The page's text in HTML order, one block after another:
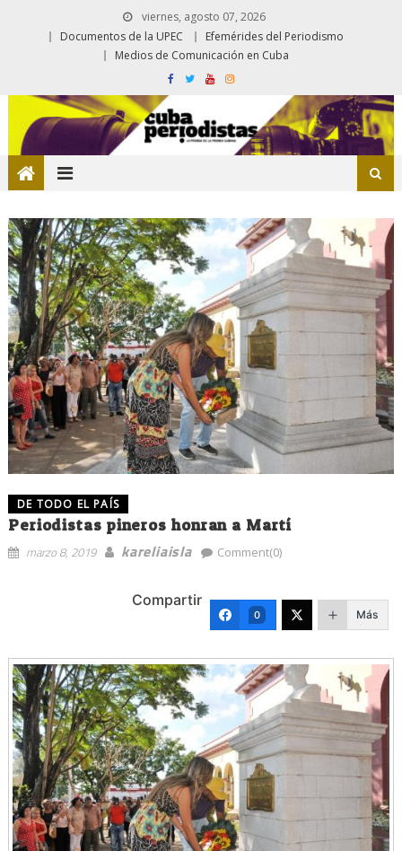
viernes, agosto 07, 2026
Documentos de la UPEC
Efemérides del Periodismo
Medios de Comunicación en Cuba
DE TODO EL PAÍS
Periodistas pineros honran a Martí
marzo 8, 2019 kareliaisla Comment(0)
Compartir
0 Más